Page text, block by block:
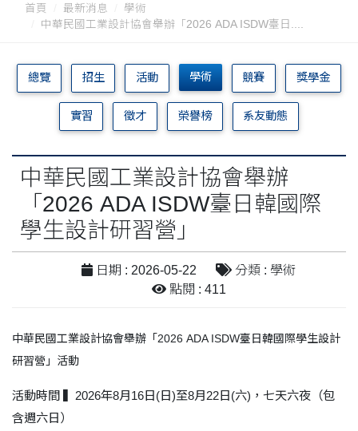
首頁 最新消息
學術
中華民國工業設計協會舉辦「2026 ADA ISDW臺日....
總覽 招生 活動 學術 競賽 獎學金
實習 徵才 榮譽榜 系友動態
中華民國工業設計協會舉辦
「2026 ADA ISDW臺日韓國際
學生設計研習營」
日期 : 2026-05-22
分類 : 學術
點閱 : 411
中華民國工業設計協會舉辦「2026 ADA ISDW臺日韓國際學生設計
研習營」活動
活動時間
2026年8月16日(日)至8月22日(六)，七天六夜（包
含週六日）